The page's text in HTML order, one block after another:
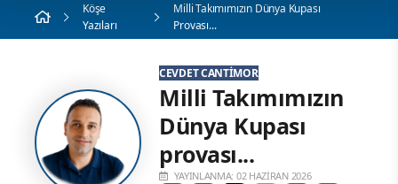
Köşe
Yazıları
Milli Takımımızın Dünya Kupası
Provası...
CEVDET CANTİMOR
Milli Takımımızın
Dünya Kupası
provası...
YAYINLANMA: 02 HAZIRAN 2026